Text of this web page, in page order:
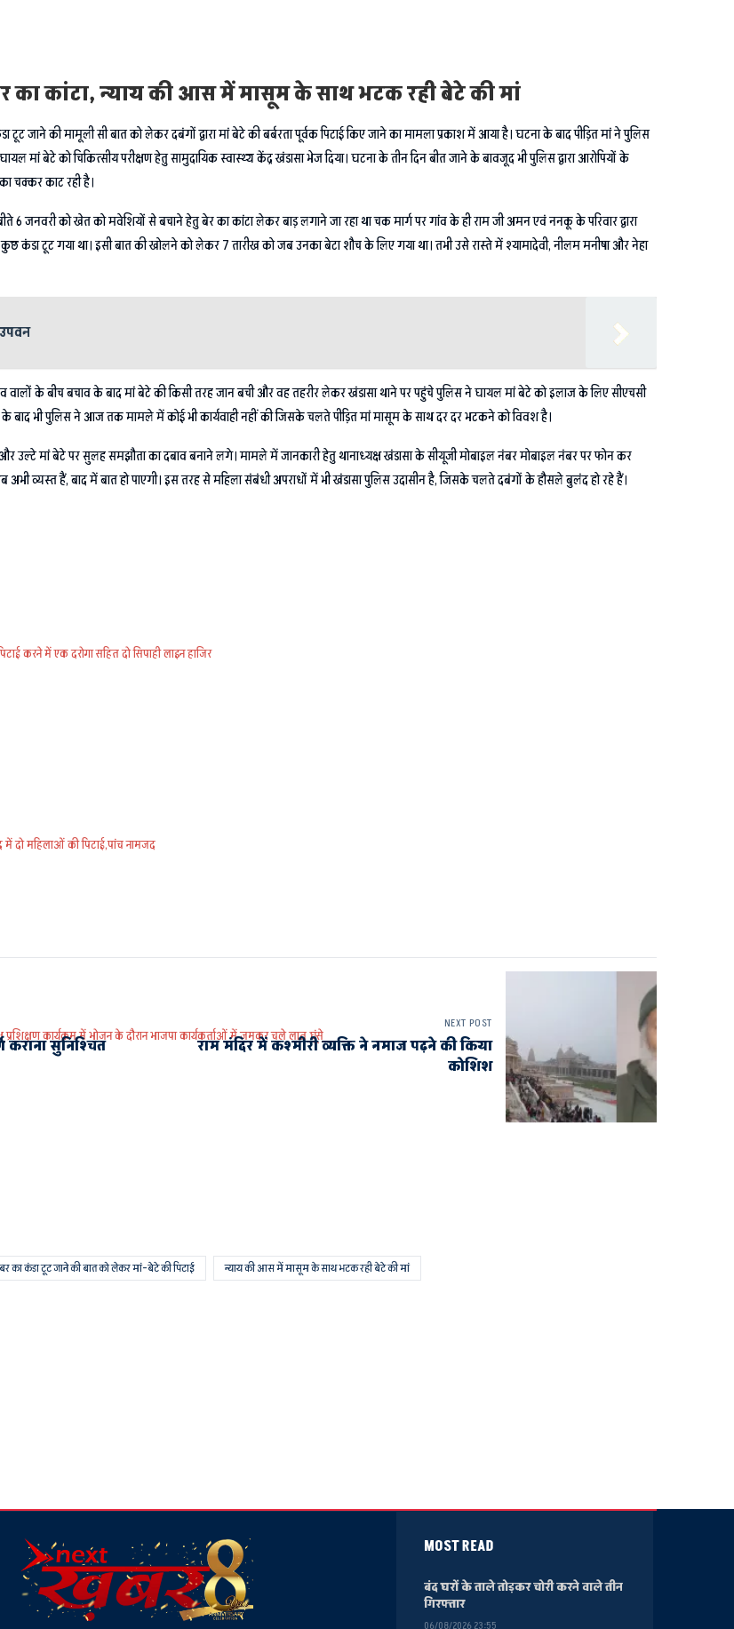
का कांटा, न्याय की आस में मासूम के साथ भटक रही बेटे की मां
टूट जाने की मामूली सी बात को लेकर दबंगों द्वारा मां बेटे की बर्बरता पूर्वक पिटाई किए जाने का मामला प्रकाश में आया है। घटना के बाद पीड़ित मां ने पुलिस
बेटे को चिकित्सीय परीक्षण हेतु सामुदायिक स्वास्थ्य केंद्र खंडासा भेज दिया। घटना के तीन दिन बीत जाने के बावजूद भी पुलिस द्वारा आरोपियों के
चक्कर काट रही है।
6 जनवरी को खेत को मवेशियों से बचाने हेतु बेर का कांटा लेकर बाड़ लगाने जा रहा था चक मार्ग पर गांव के ही राम जी अमन एवं ननकू के परिवार द्वारा
टूट गया था। इसी बात की खोलने को लेकर 7 तारीख को जब उनका बेटा शौच के लिए गया था। तभी उसे रास्ते में श्यामादेवी, नीलम मनीषा और नेहा
वालों के बीच बचाव के बाद मां बेटे की किसी तरह जान बची और वह तहरीर लेकर खंडासा थाने पर पहुंचे पुलिस ने घायल मां बेटे को इलाज के लिए सीएचसी
बाद भी पुलिस ने आज तक मामले में कोई भी कार्यवाही नहीं की जिसके चलते पीड़ित मां मासूम के साथ दर दर भटकने को विवश है।
उल्टे मां बेटे पर सुलह समझौता का दबाव बनाने लगे। मामले में जानकारी हेतु थानाध्यक्ष खंडासा के सीयूजी मोबाइल नंबर मोबाइल नंबर पर फोन कर
व्यस्त हैं, बाद में बात हो पाएगी। इस तरह से महिला संबंधी अपराधों में भी खंडासा पुलिस उदासीन है, जिसके चलते दबंगों के हौसले बुलंद हो रहे हैं।
करने में एक दरोगा सहित दो सिपाही लाइन हाजिर
में दो महिलाओं की पिटाई,पांच नामजद
कार्यक्रम में भोजन के दौरान भाजपा कार्यकर्ताओं में जमकर चले लात घूंसे
का कंडा टूट जाने की बात को लेकर मां-बेटे की पिटाई न्याय की आस में मासूम के साथ भटक रही बेटे की मां
कराना सुनिश्चित
NEXT POST
राम मंदिर में कश्मीरी व्यक्ति ने नमाज पढ़ने की किया
कोशिश
MOST READ
बंद घरों के ताले तोड़कर चोरी करने वाले तीन
गिरफ्तार
06/08/2026 23:55